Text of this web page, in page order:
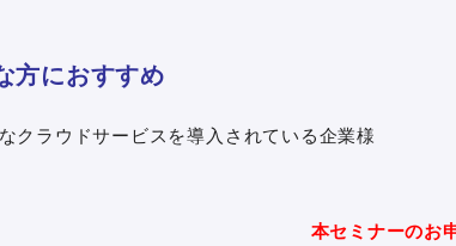
方におすすめ
クラウドサービスを導入されている企業様
本セミナーのお